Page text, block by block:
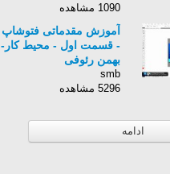
1090 مشاهده
آموزش مقدماتی فتوشاپ
- قسمت اول - محیط کار-
بهمن رئوفی
smb
5296 مشاهده
ادامه